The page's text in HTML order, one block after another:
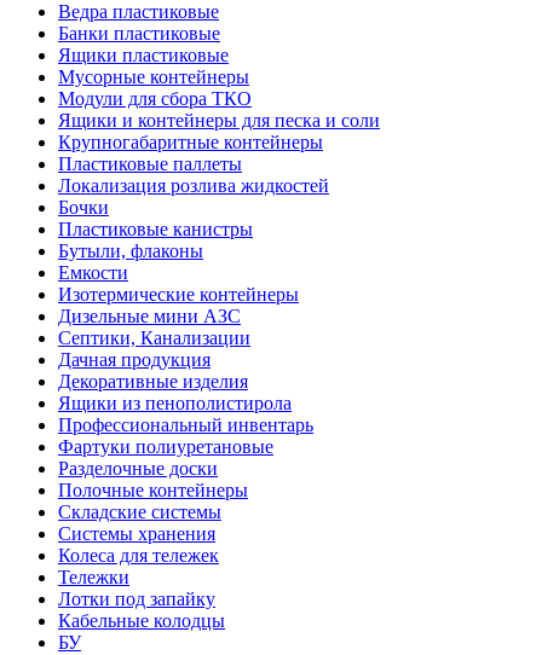
Ведра пластиковые
Банки пластиковые
Ящики пластиковые
Мусорные контейнеры
Модули для сбора ТКО
Ящики и контейнеры для песка и соли
Крупногабаритные контейнеры
Пластиковые паллеты
Локализация розлива жидкостей
Бочки
Пластиковые канистры
Бутыли, флаконы
Емкости
Изотермические контейнеры
Дизельные мини АЗС
Септики, Канализации
Дачная продукция
Декоративные изделия
Ящики из пенополистирола
Профессиональный инвентарь
Фартуки полиуретановые
Разделочные доски
Полочные контейнеры
Складские системы
Системы хранения
Колеса для тележек
Тележки
Лотки под запайку
Кабельные колодцы
БУ